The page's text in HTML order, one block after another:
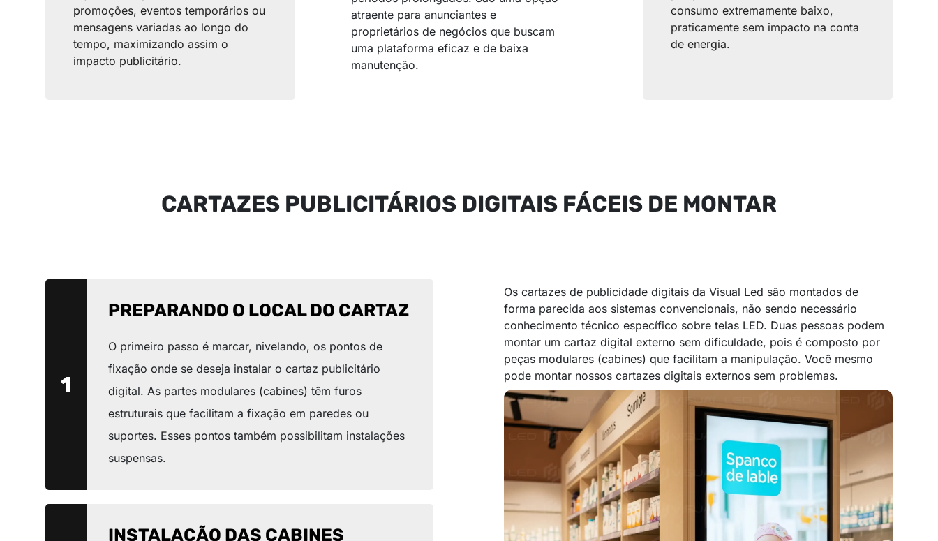
promoções, eventos temporários ou
mensagens variadas ao longo do
tempo, maximizando assim o
impacto publicitário.
atraente para anunciantes e
proprietários de negócios que buscam
uma plataforma eficaz e de baixa
manutenção.
consumo extremamente baixo,
praticamente sem impacto na conta
de energia.
CARTAZES PUBLICITÁRIOS DIGITAIS FÁCEIS DE MONTAR
1
PREPARANDO O LOCAL DO CARTAZ
O primeiro passo é marcar, nivelando, os pontos de
fixação onde se deseja instalar o cartaz publicitário
digital. As partes modulares (cabines) têm furos
estruturais que facilitam a fixação em paredes ou
suportes. Esses pontos também possibilitam instalações
suspensas.
INSTALAÇÃO DAS CABINES
Os cartazes de publicidade digitais da Visual Led são montados de
forma parecida aos sistemas convencionais, não sendo necessário
conhecimento técnico específico sobre telas LED. Duas pessoas podem
montar um cartaz digital externo sem dificuldade, pois é composto por
peças modulares (cabines) que facilitam a manipulação. Você mesmo
pode montar nossos cartazes digitais externos sem problemas.